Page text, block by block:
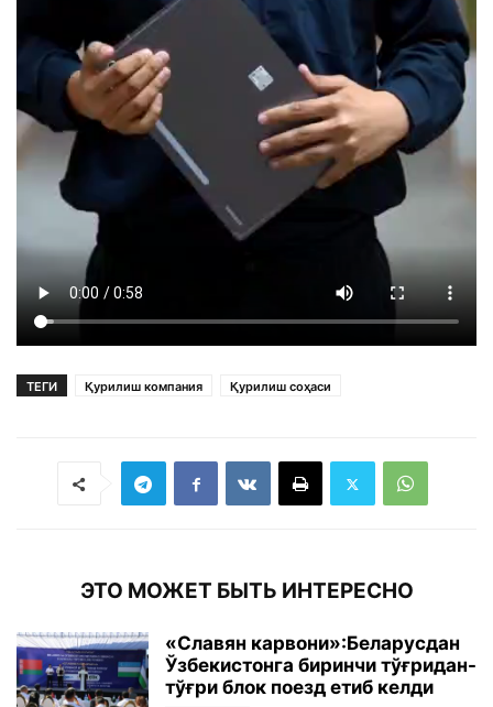
ТЕГИ Қурилиш компания Қурилиш соҳаси
ЭТО МОЖЕТ БЫТЬ ИНТЕРЕСНО
«Славян карвони»:Беларусдан
Ўзбекистонга биринчи тўғридан-
тўғри блок поезд етиб келди